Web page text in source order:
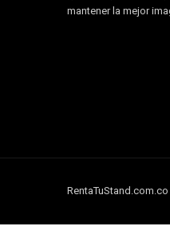
mantener la mejor